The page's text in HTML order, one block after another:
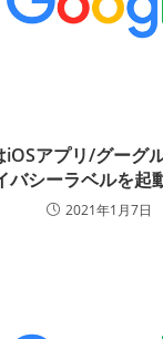
アプリ/グーグ
バシーラベルを起
2021年1月7日